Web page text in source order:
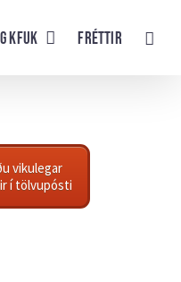
KFUK Fréttir
vikulegar
í tölvupósti